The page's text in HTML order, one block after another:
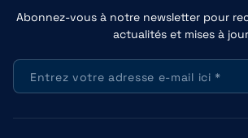
Abonnez-vous à notre newsletter pour
actualités et mises à